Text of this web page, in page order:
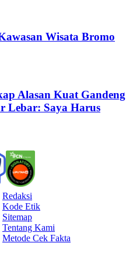
Wisata Bromo
Alasan Kuat Gandeng
Lebar: Saya Harus
Redaksi
Kode Etik
Sitemap
Tentang Kami
Metode Cek Fakta